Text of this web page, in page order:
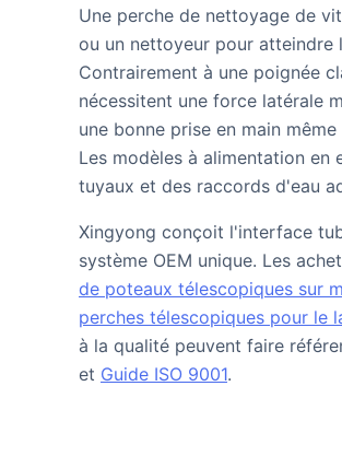
Une perche de nettoyage de
ou un nettoyeur pour atteindre
Contrairement à une poignée
nécessitent une force latérale
une bonne prise en main
Les modèles à alimentation en
tuyaux et des raccords d'eau
Xingyong conçoit l'interface
système OEM unique. Les
de poteaux télescopiques sur
perches télescopiques pour le
à la qualité peuvent faire
et Guide ISO 9001.